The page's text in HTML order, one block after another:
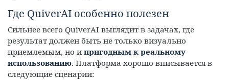
Где QuiverAI особенно полезен
Сильнее всего QuiverAI выглядит в задачах, где
результат должен быть не только визуально
приемлемым, но и пригодным к реальному
использованию. Платформа хорошо вписывается в
следующие сценарии: